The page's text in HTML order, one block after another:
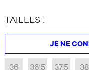
TAILLES :
JE NE
36 36.5 37.5 38